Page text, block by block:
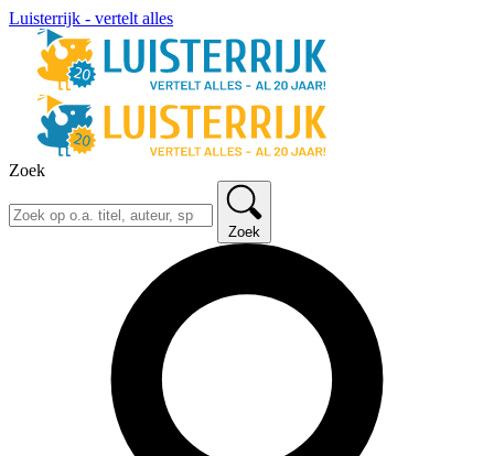
Luisterrijk - vertelt alles
Zoek
Zoek